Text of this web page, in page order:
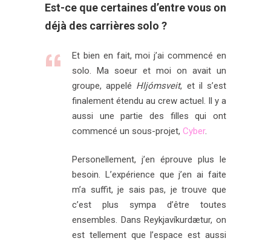
Est-ce que certaines d’entre vous on
déjà des carrières solo ?
Et bien en fait, moi j’ai commencé en
solo. Ma soeur et moi on avait un
groupe, appelé Hljómsveit, et il s’est
finalement étendu au crew actuel. Il y a
aussi une partie des filles qui ont
commencé un sous-projet, Cyber.
Personellement, j’en éprouve plus le
besoin. L’expérience que j’en ai faite
m’a suffit, je sais pas, je trouve que
c’est plus sympa d’être toutes
ensembles. Dans Reykjavíkurdætur, on
est tellement que l’espace est aussi